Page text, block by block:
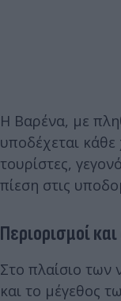
Η Βαρένα, με
υποδέχεται κάθε
τουρίστες,
πίεση στις
Περιορισμοί
Στο πλαίσιο των
και το μέγεθος